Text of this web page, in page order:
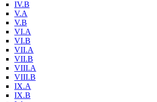
IV.B
V.A
V.B
VI.A
VI.B
VII.A
VII.B
VIII.A
VIII.B
IX.A
IX.B